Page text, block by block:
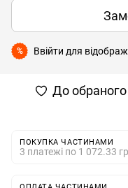
% Ввійти для
До обраного
ПОКУПКА ЧАСТИНАМИ
3 платежі по 1 072.33